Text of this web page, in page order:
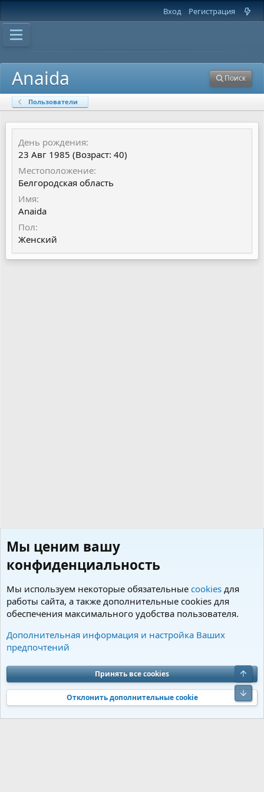
Вход Регистрация
Anaida Поиск
Пользователи
День рождения
23 Авг 1985 (Возраст: 40)
Местоположение
Белгородская область
Имя
Anaida
Пол
Женский
Пользователи
Cookies Charm by DCom
Обратная связь
Условия и правила
Политика конфиденциальности
Помощь
S
S
Community platform by XenForo® © 2010-2026 XenForo Ltd. Перевод от
Jumuro®|Media embeds via s9e/MediaSites
Мы ценим вашу
конфиденциальность
Мы используем некоторые обязательные cookies для
работы сайта, а также дополнительные cookies для
обеспечения максимального удобства пользователя.
Дополнительная информация и настройка Ваших
предпочтений
Принять все cookies
Отклонить дополнительные cookie
Верх
Низ